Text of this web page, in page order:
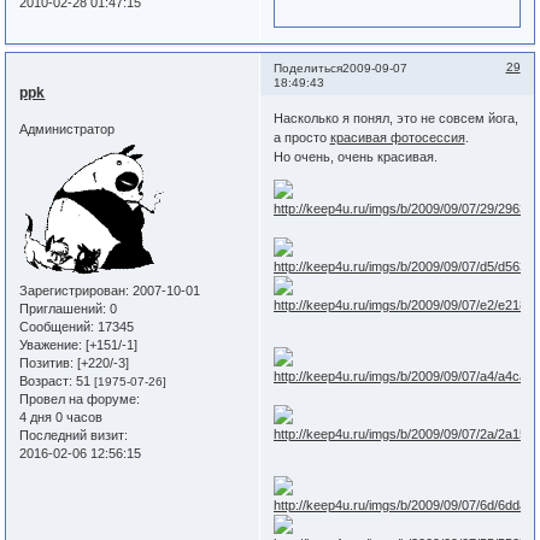
Поделиться 29
2009-09-07
18:49:43
ppk
Администратор
Зарегистрирован: 2007-10-01
Приглашений: 0
Сообщений: 17345
Уважение: [+151/-1]
Позитив: [+220/-3]
Возраст: 51[1975-07-26]
Провел на форуме:
4 дня 0 часов
Последний визит:
2016-02-06 12:56:15
Насколько я понял, это не совсем йога,
а просто красивая фотосессия.
Но очень, очень красивая.